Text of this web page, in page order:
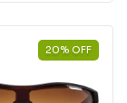
20% OFF